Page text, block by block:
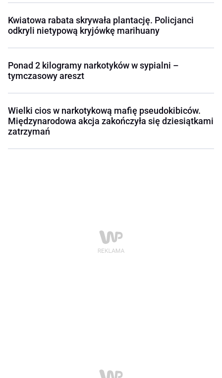
Kwiatowa rabata skrywała plantację. Policjanci
odkryli nietypową kryjówkę marihuany
Ponad 2 kilogramy narkotyków w sypialni –
tymczasowy areszt
Wielki cios w narkotykową mafię pseudokibiców.
Międzynarodowa akcja zakończyła się dziesiątkami
zatrzymań